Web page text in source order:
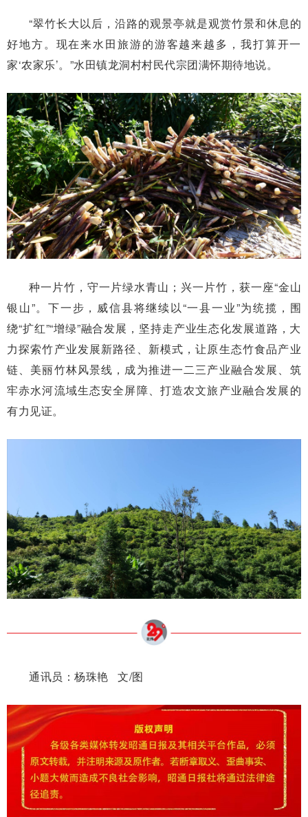
“翠竹长大以后，沿路的观景亭就是观赏竹景和休息的
好地方。现在来水田旅游的游客越来越多，我打算开一
家‘农家乐’。”水田镇龙洞村村民代宗团满怀期待地说。
种一片竹，守一片绿水青山；兴一片竹，获一座“金山
银山”。下一步，威信县将继续以“一县一业”为统揽，围
绕“扩红”“增绿”融合发展，坚持走产业生态化发展道路，大
力探索竹产业发展新路径、新模式，让原生态竹食品产业
链、美丽竹林风景线，成为推进一二三产业融合发展、筑
牢赤水河流域生态安全屏障、打造农文旅产业融合发展的
有力见证。
通讯员：杨珠艳 文/图